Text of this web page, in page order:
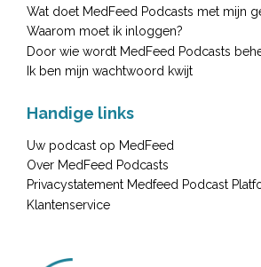
Wat doet MedFeed Podcasts met mijn
Waarom moet ik inloggen?
Door wie wordt MedFeed Podcasts
Ik ben mijn wachtwoord kwijt
Handige links
Uw podcast op MedFeed
Over MedFeed Podcasts
Privacystatement Medfeed Podcast
Klantenservice